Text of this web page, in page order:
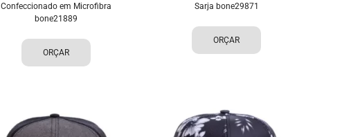
Confeccionado em Microfibra
bone21889
ORÇAR
Sarja bone29871
ORÇAR